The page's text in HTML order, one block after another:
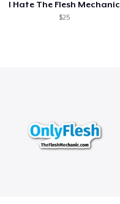
I Hate The Flesh Mechanic
$25